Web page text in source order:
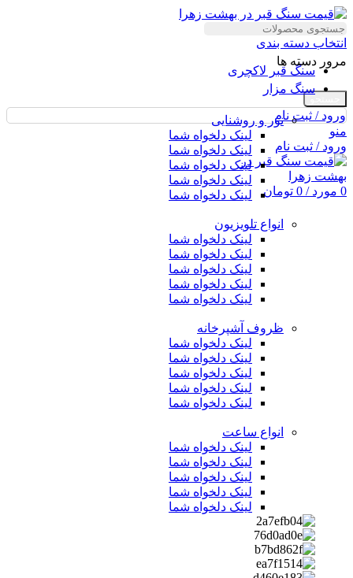
انتخاب دسته بندی
سنگ قبر لاکچری
ورود / ثبت نام
منو
ورود / ثبت نام
0 مورد /
0 تومان
مرور دسته ها
سنگ مزار
نور و روشنایی
لینک دلخواه شما
لینک دلخواه شما
لینک دلخواه شما
لینک دلخواه شما
لینک دلخواه شما
انواع تلویزیون
لینک دلخواه شما
لینک دلخواه شما
لینک دلخواه شما
لینک دلخواه شما
لینک دلخواه شما
ظروف آشپرخانه
لینک دلخواه شما
لینک دلخواه شما
لینک دلخواه شما
لینک دلخواه شما
لینک دلخواه شما
انواع ساعت
لینک دلخواه شما
لینک دلخواه شما
لینک دلخواه شما
لینک دلخواه شما
لینک دلخواه شما